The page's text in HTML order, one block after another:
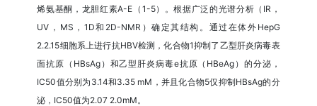
烯氨基酮，龙胆红素A-E（1-5）。根据广泛的光谱分析（IR，
UV，MS，1D和2D-NMR）确定其结构。通过在体外HepG
2.2.15细胞系上进行抗HBV检测，化合物1抑制了乙型肝炎病毒表
面抗原（HBsAg）和乙型肝炎病毒e抗原（HBeAg）的分泌，
IC50值分别为3.14和3.35 mM，并且化合物5仅抑制HBsAg的分
泌，IC50值为2.07 2.0mM。